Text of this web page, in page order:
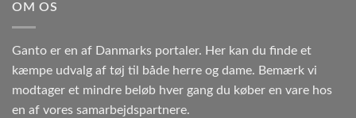
OM OS
Ganto er en af Danmarks portaler. Her kan du finde et
kæmpe udvalg af tøj til både herre og dame. Bemærk vi
modtager et mindre beløb hver gang du køber en vare hos
en af vores samarbejdspartnere.